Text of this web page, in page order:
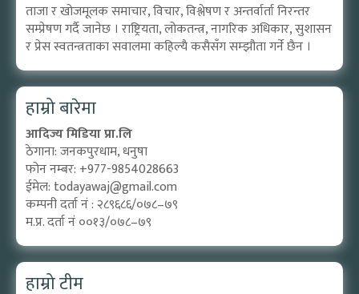
ताजा र खोजमूलक समाचार, विचार, विश्लेषण र अन्तर्वार्ता निरन्तर
सम्प्रेषण गर्दै जानेछ । राष्ट्रियता, लोकतन्त्र, नागरिक अधिकार, सुशासन
र प्रेस स्वतन्त्रताका सवालमा कहिल्यै कसैसँग सम्झौता गर्ने छैन ।
हाम्रो बारेमा
आदिज्य मिडिया प्रा.लि
ठेगाना: जनकपुरधाम, धनुषा
फोन नम्बर: +977-9854028663
ईमेल: todayawaj@gmail.com
कम्पनी दर्ता नं : २८९६८६/०७८–७९
म.प्र. दर्ता नं ००१३/०७८–७९
हाम्रो टीम